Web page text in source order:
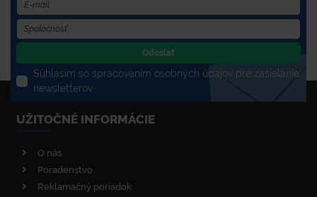
Odoslať
Súhlasím so spracovaním osobných údajov pre zasielanie
newsletterov
UŽITOČNÉ INFORMÁCIE
O nás
Poradenstvo
Reklamačný poriadok